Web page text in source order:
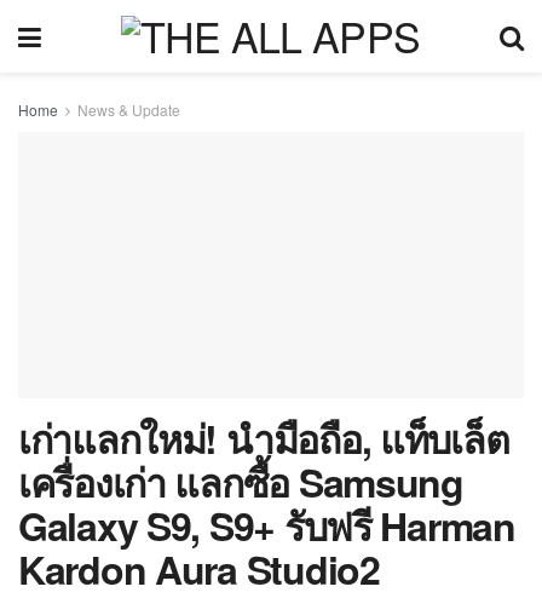
Home News & Update
เก่าแลกใหม่! นำมือถือ, แท็บเล็ต
เครื่องเก่า แลกซื้อ Samsung
Galaxy S9, S9+ รับฟรี Harman
Kardon Aura Studio2